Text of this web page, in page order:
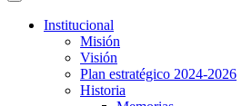
Institucional
Misión
Visión
Plan estratégico 2024-2026
Historia